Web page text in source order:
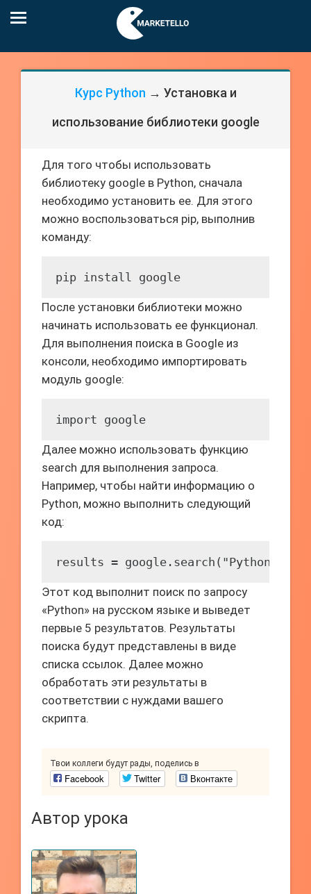
Курс Python → Установка и
использование библиотеки google
Для того чтобы использовать
библиотеку google в Python, сначала
необходимо установить ее. Для этого
можно воспользоваться pip, выполнив
команду:
pip install google
После установки библиотеки можно
начинать использовать ее функционал.
Для выполнения поиска в Google из
консоли, необходимо импортировать
модуль google:
import google
Далее можно использовать функцию
search для выполнения запроса.
Например, чтобы найти информацию о
Python, можно выполнить следующий
код:
results = google.search("Python",
Этот код выполнит поиск по запросу
«Python» на русском языке и выведет
первые 5 результатов. Результаты
поиска будут представлены в виде
списка ссылок. Далее можно
обработать эти результаты в
соответствии с нуждами вашего
скрипта.
Твои коллеги будут рады, поделись в
Facebook Twitter Вконтакте
Автор урока